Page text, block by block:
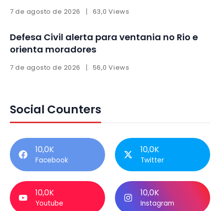
7 de agosto de 2026 63,0 Views
Defesa Civil alerta para ventania no Rio e
orienta moradores
7 de agosto de 2026 56,0 Views
Social Counters
10,0K
Facebook
10,0K
Twitter
10,0K
Youtube
10,0K
Instagram